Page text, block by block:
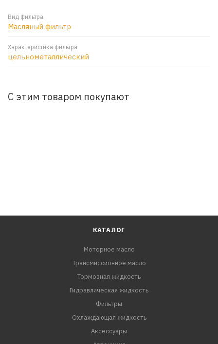
Вид фильтра
Масляный фильтр
Характеристика фильтра
цельнометаллический
С этим товаром покупают
КАТАЛОГ
Моторное масло
Трансмиссионное масло
Тормозная жидкость
Гидравлическая жидкость
Фильтры
Охлаждающая жидкость
Аксессуары